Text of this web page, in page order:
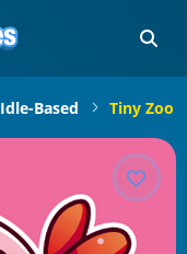
Idle-Based Tiny Zoo